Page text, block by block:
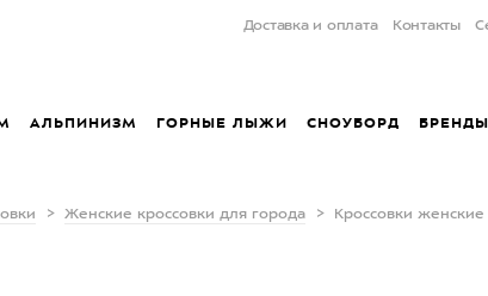
Доставка и оплата Контакты
АЛЬПИНИЗМ ГОРНЫЕ ЛЫЖИ СНОУБОРД БРЕНДЫ
Женские кроссовки для города Кроссовки